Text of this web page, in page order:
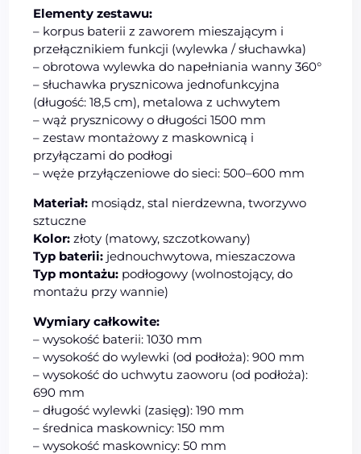
Elementy zestawu:
– korpus baterii z zaworem mieszającym i
przełącznikiem funkcji (wylewka / słuchawka)
– obrotowa wylewka do napełniania wanny 360°
– słuchawka prysznicowa jednofunkcyjna
(długość: 18,5 cm), metalowa z uchwytem
– wąż prysznicowy o długości 1500 mm
– zestaw montażowy z maskownicą i
przyłączami do podłogi
– węże przyłączeniowe do sieci: 500–600 mm
Materiał: mosiądz, stal nierdzewna, tworzywo
sztuczne
Kolor: złoty (matowy, szczotkowany)
Typ baterii: jednouchwytowa, mieszaczowa
Typ montażu: podłogowy (wolnostojący, do
montażu przy wannie)
Wymiary całkowite:
– wysokość baterii: 1030 mm
– wysokość do wylewki (od podłoża): 900 mm
– wysokość do uchwytu zaoworu (od podłoża):
690 mm
– długość wylewki (zasięg): 190 mm
– średnica maskownicy: 150 mm
– wysokość maskownicy: 50 mm